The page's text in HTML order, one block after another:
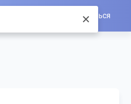
Войти/Зарегистрироваться